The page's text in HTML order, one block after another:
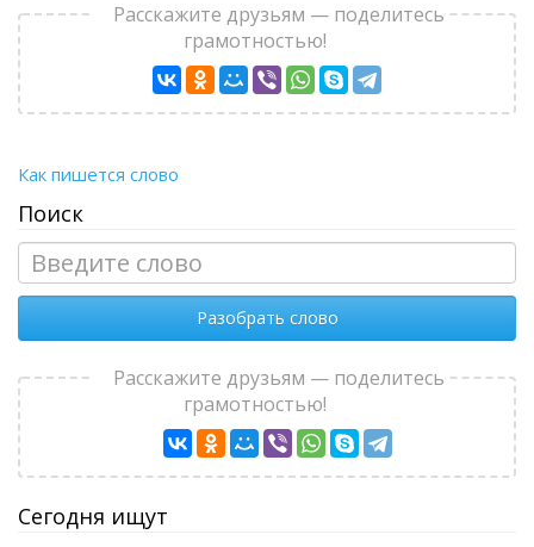
Расскажите друзьям — поделитесь
грамотностью!
Как пишется слово
Поиск
Разобрать слово
Расскажите друзьям — поделитесь
грамотностью!
Сегодня ищут